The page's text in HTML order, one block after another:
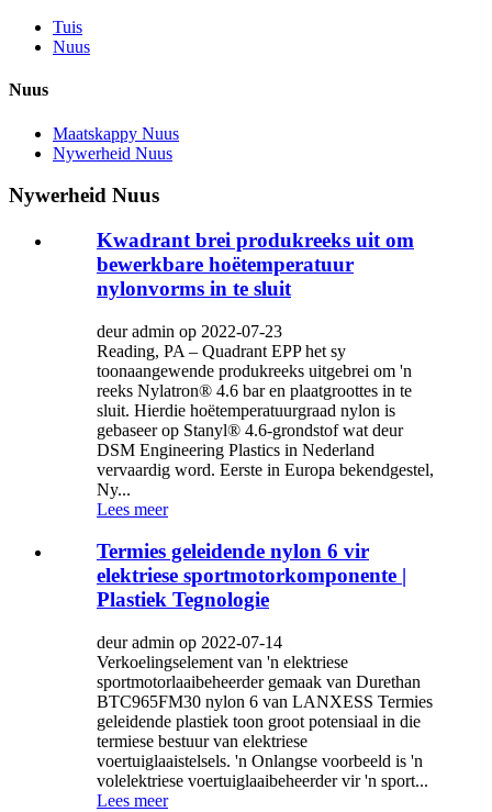
Tuis
Nuus
Nuus
Maatskappy Nuus
Nywerheid Nuus
Nywerheid Nuus
Kwadrant brei produkreeks uit om
bewerkbare hoëtemperatuur
nylonvorms in te sluit
deur admin op 2022-07-23
Reading, PA – Quadrant EPP het sy
toonaangewende produkreeks uitgebrei om 'n
reeks Nylatron® 4.6 bar en plaatgroottes in te
sluit. Hierdie hoëtemperatuurgraad nylon is
gebaseer op Stanyl® 4.6-grondstof wat deur
DSM Engineering Plastics in Nederland
vervaardig word. Eerste in Europa bekendgestel,
Ny...
Lees meer
Termies geleidende nylon 6 vir
elektriese sportmotorkomponente |
Plastiek Tegnologie
deur admin op 2022-07-14
Verkoelingselement van 'n elektriese
sportmotorlaaibeheerder gemaak van Durethan
BTC965FM30 nylon 6 van LANXESS Termies
geleidende plastiek toon groot potensiaal in die
termiese bestuur van elektriese
voertuiglaaistelsels. 'n Onlangse voorbeeld is 'n
volelektriese voertuiglaaibeheerder vir 'n sport...
Lees meer